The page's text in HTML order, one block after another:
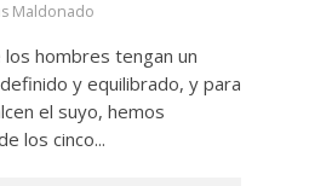
Maldonado
hombres tengan un
y equilibrado, y para
el suyo, hemos
los cinco...